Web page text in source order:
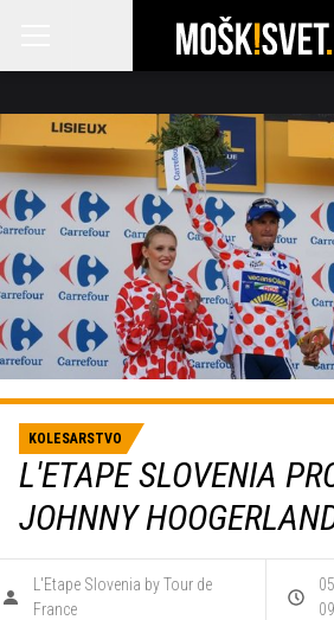
KOLESARSTVO
L'ETAPE SLOVENIA
JOHNNY
L'Etape Slovenia by Tour de
France